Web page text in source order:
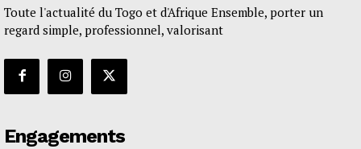
Toute l'actualité du Togo et d'Afrique Ensemble, porter un
regard simple, professionnel, valorisant
Engagements